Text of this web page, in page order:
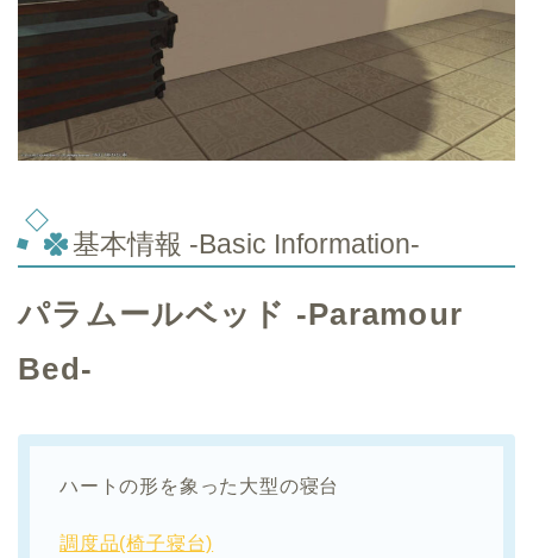
基本情報 -Basic Information-
パラムールベッド -Paramour
Bed-
ハートの形を象った大型の寝台
調度品(椅子寝台)